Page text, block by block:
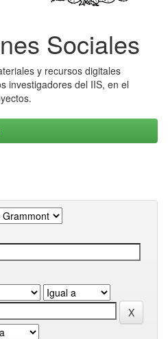
Sociales
y recursos digitales
investigadores del IIS, en el